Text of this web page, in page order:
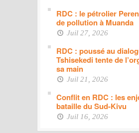
RDC : le pétrolier
de pollution à Muanda
Juil 27, 2026
RDC : poussé au
Tshisekedi tente de
sa main
Juil 21, 2026
Conflit en RDC : les
bataille du Sud-Kivu
Juil 16, 2026